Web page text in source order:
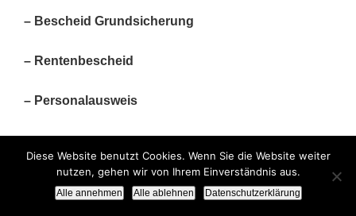
– Bescheid Grundsicherung
– Rentenbescheid
– Personalausweis
© Tafel Weiden – Neustadt/WN e.V. |Impressum|Datenschutzerklärung
Diese Website benutzt Cookies. Wenn Sie die Website weiter
nutzen, gehen wir von Ihrem Einverständnis aus.
Alle annehmen Alle ablehnen Datenschutzerklärung